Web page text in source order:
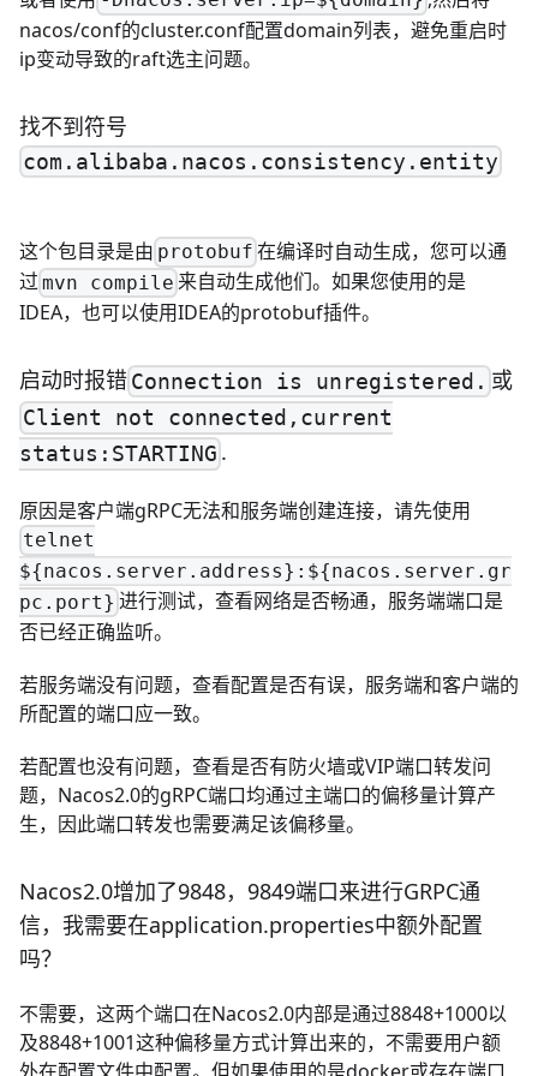
nacos/conf的cluster.conf配置domain列表，避免重启时
ip变动导致的raft选主问题。
找不到符号
com.alibaba.nacos.consistency.entity
这个包目录是由 protobuf 在编译时自动生成，您可以通
过mvn compile 来自动生成他们。如果您使用的是
IDEA，也可以使用IDEA的protobuf插件。
启动时报错Connection is unregistered. 或
Client not connected,current
status:STARTING .
原因是客户端gRPC无法和服务端创建连接，请先使用
telnet
${nacos.server.address}:${nacos.server.gr
pc.port} 进行测试，查看网络是否畅通，服务端端口是
否已经正确监听。
若服务端没有问题，查看配置是否有误，服务端和客户端的
所配置的端口应一致。
若配置也没有问题，查看是否有防火墙或VIP端口转发问
题，Nacos2.0的gRPC端口均通过主端口的偏移量计算产
生，因此端口转发也需要满足该偏移量。
Nacos2.0增加了9848，9849端口来进行GRPC通
信，我需要在application.properties中额外配置
吗？
不需要，这两个端口在Nacos2.0内部是通过8848+1000以
及8848+1001这种偏移量方式计算出来的，不需要用户额